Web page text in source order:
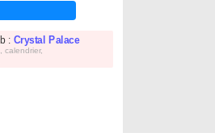
: Crystal Palace
calendrier,